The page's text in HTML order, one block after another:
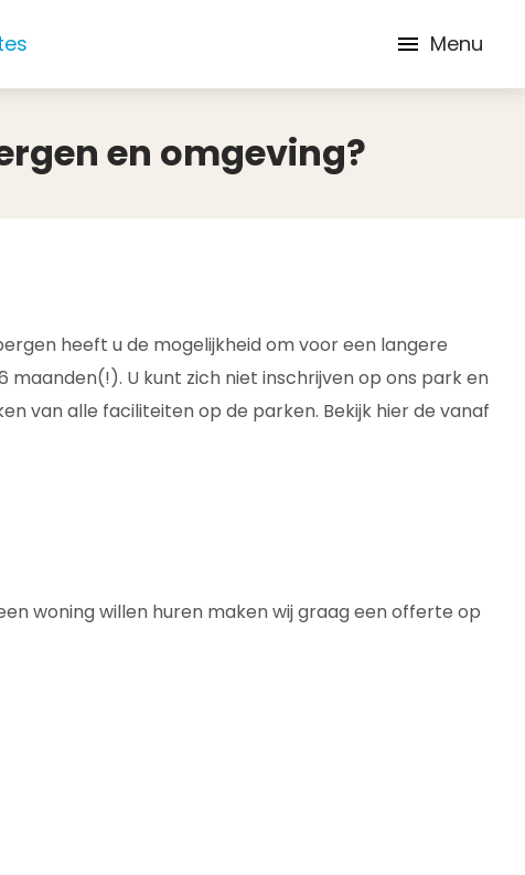
Menu
en omgeving?
heeft u de mogelijkheid om voor een langere
U kunt zich niet inschrijven op ons park en
van alle faciliteiten op de parken. Bekijk hier de vanaf
woning willen huren maken wij graag een offerte op